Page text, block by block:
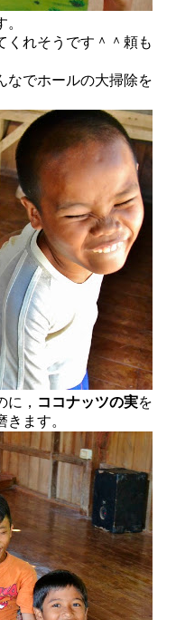
くれそうです＾＾頼も
なでホールの大掃除を
， ココナッツの実を
ます。